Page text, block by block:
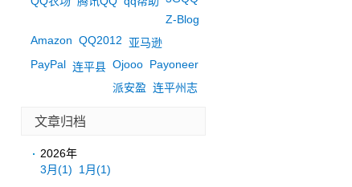
Z-Blog
Amazon QQ2012
亚马逊
PayPal 连平县 Ojooo Payoneer
派安盈 连平州志
文章归档
2026年
3月(1) 1月(1)